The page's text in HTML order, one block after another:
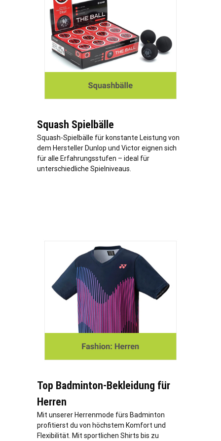
Squash Spielbälle
Squash-Spielbälle für konstante Leistung von
dem Hersteller Dunlop und Victor eignen sich
für alle Erfahrungsstufen – ideal für
unterschiedliche Spielniveaus.
Top Badminton-Bekleidung für
Herren
Mit unserer Herrenmode fürs Badminton
profitierst du von höchstem Komfort und
Flexibilität. Mit sportlichen Shirts bis zu